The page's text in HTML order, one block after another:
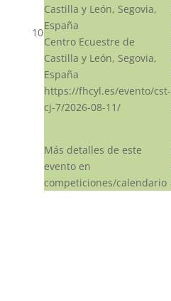
10
Castilla y León, Segovia,
España
Centro Ecuestre de
Castilla y León, Segovia,
España
https://fhcyl.es/evento/cst-
cj-7/2026-08-11/
Más detalles de este
evento en
competiciones/calendario